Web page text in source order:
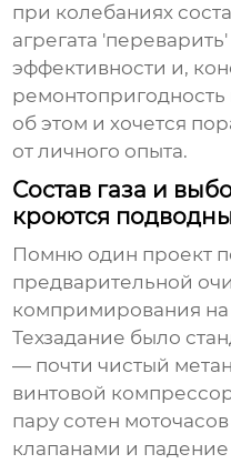
при колебаниях
агрегата
эффективности и,
ремонтопригодность
об этом и хочется
от личного опыта.
Состав газа и
кроются
Помню один проект
предварительной
компримирования
Техзадание было
— почти чистый
винтовой
пару сотен
клапанами и